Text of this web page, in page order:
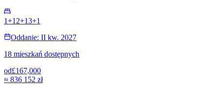
1+1 2+13+1
Oddanie: II kw. 2027
18 mieszkań dostępnych
od£167,000
≈ 836 152 zł